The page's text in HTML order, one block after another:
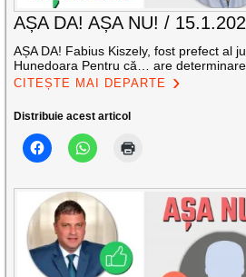
AȘA DA! AȘA NU! /
AȘA DA! Fabius Kiszely, fost prefect al
Hunedoara Pentru că… are
CITEȘTE MAI DEPARTE
Distribuie acest articol